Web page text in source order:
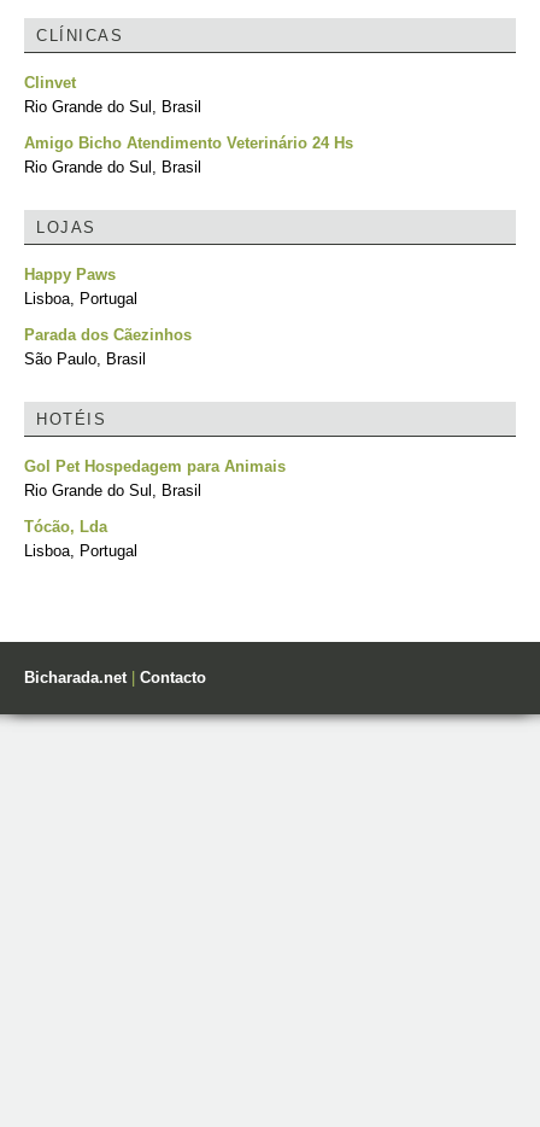
CLÍNICAS
Clinvet
Rio Grande do Sul, Brasil
Amigo Bicho Atendimento Veterinário 24 Hs
Rio Grande do Sul, Brasil
LOJAS
Happy Paws
Lisboa, Portugal
Parada dos Cãezinhos
São Paulo, Brasil
HOTÉIS
Gol Pet Hospedagem para Animais
Rio Grande do Sul, Brasil
Tócão, Lda
Lisboa, Portugal
Bicharada.net| Contacto